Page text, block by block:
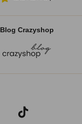
Blog Crazyshop